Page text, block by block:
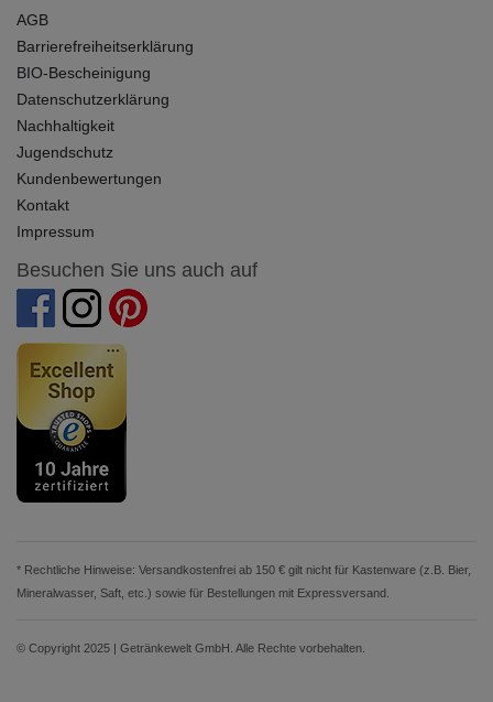
AGB
Barrierefreiheitserklärung
BIO-Bescheinigung
Datenschutzerklärung
Nachhaltigkeit
Jugendschutz
Kundenbewertungen
Kontakt
Impressum
Besuchen Sie uns auch auf
* Rechtliche Hinweise: Versandkostenfrei ab 150 € gilt nicht für Kastenware (z.B. Bier,
Mineralwasser, Saft, etc.) sowie für Bestellungen mit Expressversand.
© Copyright 2025 | Getränkewelt GmbH. Alle Rechte vorbehalten.